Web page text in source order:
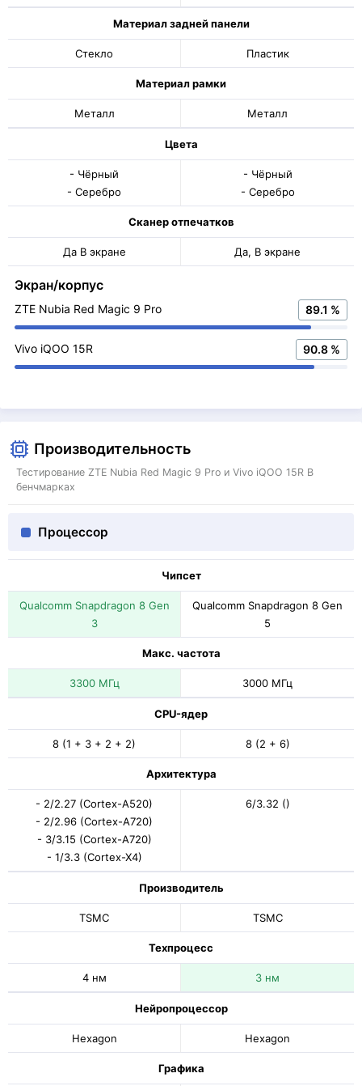
Материал задней панели
Стекло Пластик
Материал рамки
Металл Металл
Цвета
- Чёрный
- Серебро
- Чёрный
- Серебро
Сканер отпечатков
Да В экране Да, В экране
Экран/корпус
ZTE Nubia Red Magic 9 Pro 89.1 %
Vivo iQOO 15R 90.8 %
Производительность
Тестирование ZTE Nubia Red Magic 9 Pro и Vivo iQOO 15R В
бенчмарках
Процессор
Чипсет
Qualcomm Snapdragon 8 Gen
3
Qualcomm Snapdragon 8 Gen
5
Макс. частота
3300 МГц 3000 МГц
CPU-ядер
8 (1 + 3 + 2 + 2) 8 (2 + 6)
Архитектура
- 2/2.27 (Cortex-A520)
- 2/2.96 (Cortex-A720)
- 3/3.15 (Cortex-A720)
- 1/3.3 (Cortex-X4)
6/3.32 ()
Производитель
TSMC TSMC
Техпроцесс
4 нм 3 нм
Нейропроцессор
Hexagon Hexagon
Графика